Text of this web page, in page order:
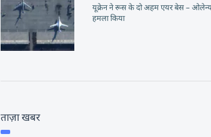
यूक्रेन ने रूस के दो अहम एयर बेस –
हमला किया
ताज़ा खबर